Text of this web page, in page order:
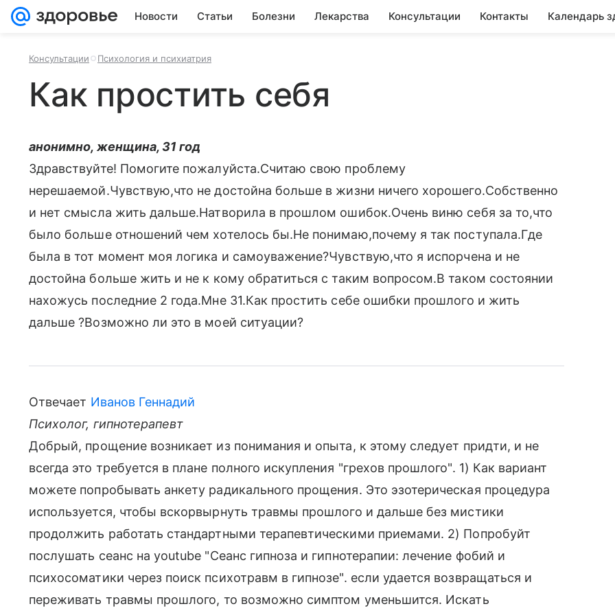
Новости Статьи Болезни Лекарства Консультации Контакты Календарь
Консультации Психология и психиатрия
Как простить себя
анонимно, женщина, 31 год
Здравствуйте! Помогите пожалуйста.Считаю свою проблему
нерешаемой.Чувствую,что не достойна больше в жизни ничего хорошего.Собственно
и нет смысла жить дальше.Натворила в прошлом ошибок.Очень виню себя за то,что
было больше отношений чем хотелось бы.Не понимаю,почему я так поступала.Где
была в тот момент моя логика и самоуважение?Чувствую,что я испорчена и не
достойна больше жить и не к кому обратиться с таким вопросом.В таком состоянии
нахожусь последние 2 года.Мне 31.Как простить себе ошибки прошлого и жить
дальше ?Возможно ли это в моей ситуации?
Отвечает Иванов Геннадий
Психолог, гипнотерапевт
Добрый, прощение возникает из понимания и опыта, к этому следует придти, и не
всегда это требуется в плане полного искупления "грехов прошлого". 1) Как вариант
можете попробывать анкету радикального прощения. Это эзотерическая процедура
используется, чтобы вскорвырнуть травмы прошлого и дальше без мистики
продолжить работать стандартными терапевтическими приемами. 2) Попробуйт
послушать сеанс на youtube "Сеанс гипноза и гипнотерапии: лечение фобий и
психосоматики через поиск психотравм в гипнозе". если удается возвращаться и
переживать травмы прошлого, то возможно симптом уменьшится. Искать